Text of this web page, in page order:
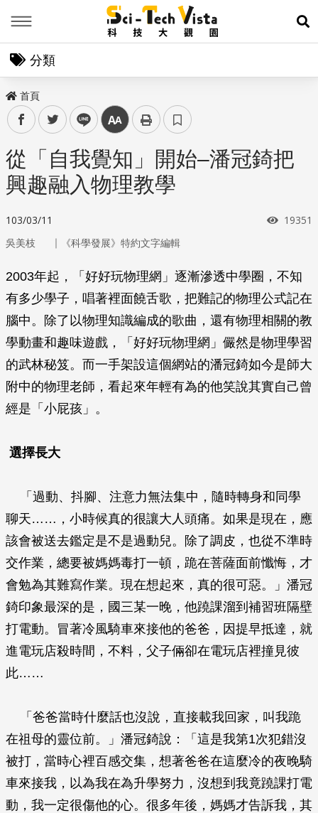
展
分類
首頁
facebooktwitter line 中
從「自我覺知」開始–潘冠錡把
興趣融入物理教學
103/03/11 瀏覽次
19351
吳美枝 ｜ 《科學發展》特約文字編輯
2003年起，「好好玩物理網」逐漸滲透中學圈，不知
有多少學子，唱著裡面饒舌歌，把難記的物理公式記在
腦中。除了以物理知識編成的歌曲，還有物理相關的教
學動畫和趣味遊戲，「好好玩物理網」儼然是物理學習
的武林秘笈。而一手架設這個網站的潘冠錡如今是師大
附中的物理老師，看起來年輕有為的他笑說其實自己曾
經是「小屁孩」。
選擇長大
「過動、抖腳、注意力無法集中，隨時轉身和同學
聊天……，小時候真的很讓大人頭痛。如果是現在，應
該會被送去鑑定是不是過動兒。除了調皮，也從不準時
交作業，總要被媽媽毒打一頓，跪在菩薩面前懺悔，才
會勉為其難寫作業。現在想起來，真的很可惡。」潘冠
錡印象最深的是，國三某一晚，他蹺課溜到補習班隔壁
打電動。冒著冷風騎車來接他的爸爸，因提早抵達，就
進電玩店殺時間，不料，父子倆卻在電玩店裡撞見彼
此……
「爸爸當時什麼話也沒說，直接載我回家，叫我跪
在祖母的靈位前。」潘冠錡說：「這是我第1次犯錯沒
被打，當時心裡百感交集，想著爸爸在這麼冷的夜晚騎
車來接我，以為我在為升學努力，沒想到我竟蹺課打電
動，我一定很傷他的心。很多年後，媽媽才告訴我，其